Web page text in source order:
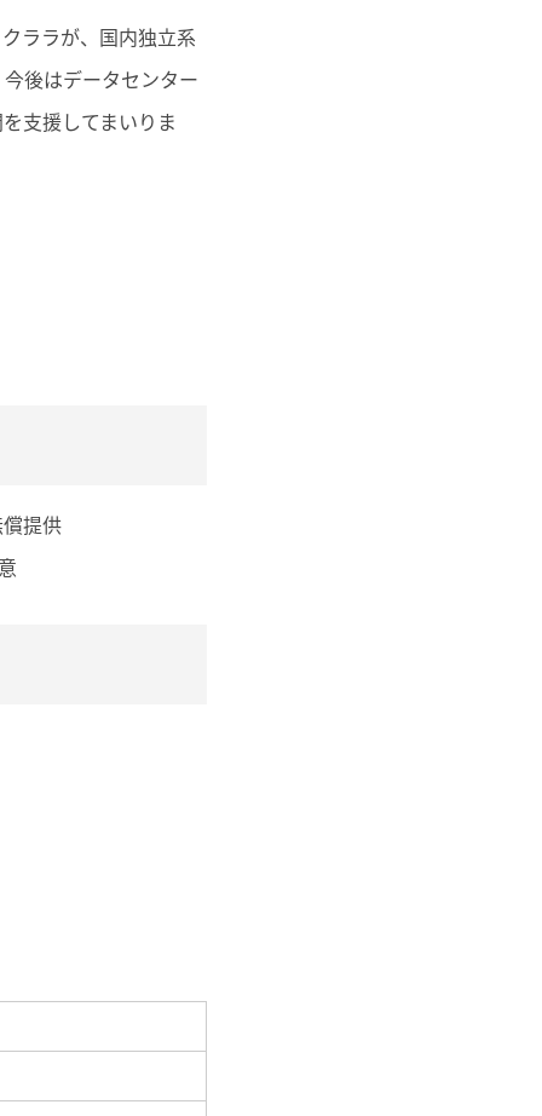
ララが、国内独立系
後はデータセンター
支援してまいりま
提供